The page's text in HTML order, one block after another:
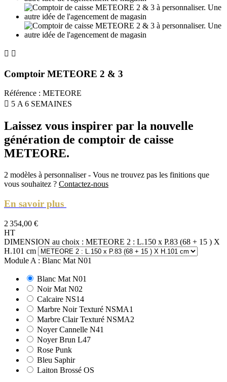
 
Comptoir METEORE 2 & 3
Référence : METEORE
 5 A 6 SEMAINES
Laissez vous inspirer par la nouvelle
génération de comptoir de caisse
METEORE.
2 modèles à personnaliser - Vous ne trouvez pas les finitions que
vous souhaitez ? Contactez-nous
En savoir plus
2 354,00 €
HT
DIMENSION au choix : METEORE 2 : L.150 x P.83 (68 + 15 ) X
H.101 cm
Module A : Blanc Mat N01
Blanc Mat N01
Noir Mat N02
Calcaire NS14
Marbre Noir Texturé NSMA1
Marbre Clair Texturé NSMA2
Noyer Cannelle N41
Noyer Brun L47
Rose Punk
Bleu Saphir
Laiton Brossé OS